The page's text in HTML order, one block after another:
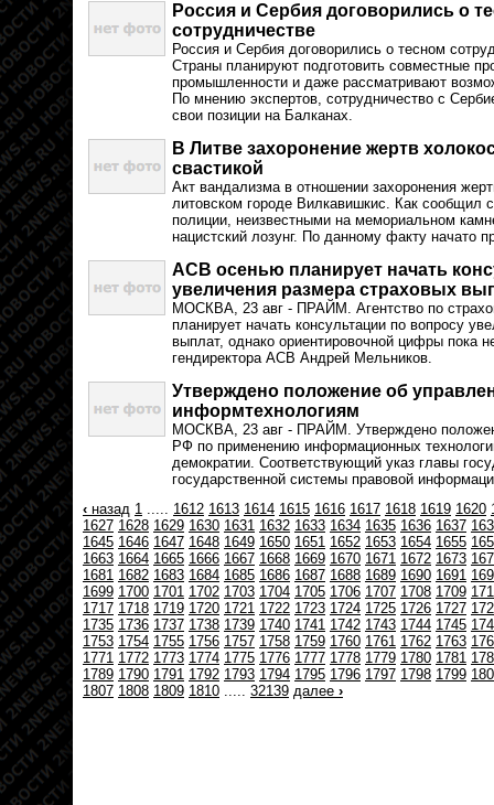
Россия и Сербия договорились о
сотрудничестве
Россия и Сербия договорились о тесном
Страны планируют подготовить совместные
промышленности и даже рассматривают
По мнению экспертов, сотрудничество с
свои позиции на Балканах.
В Литве захоронение жертв
свастикой
Акт вандализма в отношении захоронения
литовском городе Вилкавишкис. Как сообщил
полиции, неизвестными на мемориальном
нацистский лозунг. По данному факту начато
АСВ осенью планирует начать
увеличения размера страховых
МОСКВА, 23 авг - ПРАЙМ. Агентство по
планирует начать консультации по вопросу
выплат, однако ориентировочной цифры пока
гендиректора АСВ Андрей Мельников.
Утверждено положение об
информтехнологиям
МОСКВА, 23 авг - ПРАЙМ. Утверждено
РФ по применению информационных
демократии. Соответствующий указ главы
государственной системы правовой
‹ назад 1 ..... 1612 1613 1614 1615 1616 1617 1618 1619 1620
1627 1628 1629 1630 1631 1632 1633 1634 1635 1636 1637
1645 1646 1647 1648 1649 1650 1651 1652 1653 1654 1655
1663 1664 1665 1666 1667 1668 1669 1670 1671 1672 1673
1681 1682 1683 1684 1685 1686 1687 1688 1689 1690 1691
1699 1700 1701 1702 1703 1704 1705 1706 1707 1708 1709
1717 1718 1719 1720 1721 1722 1723 1724 1725 1726 1727
1735 1736 1737 1738 1739 1740 1741 1742 1743 1744 1745
1753 1754 1755 1756 1757 1758 1759 1760 1761 1762 1763
1771 1772 1773 1774 1775 1776 1777 1778 1779 1780 1781
1789 1790 1791 1792 1793 1794 1795 1796 1797 1798 1799
1807 1808 1809 1810 ..... 32139 далее ›